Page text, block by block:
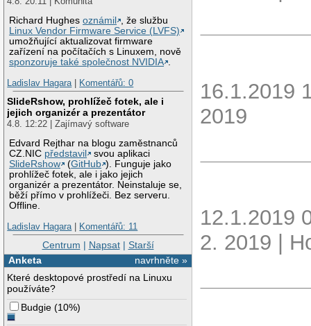
Richard Hughesoznámil
, že službu
Linux Vendor Firmware Service (LVFS)
umožňující aktualizovat firmware
zařízení na počítačích s Linuxem, nově
sponzoruje také společnost NVIDIA .
Ladislav Hagara| Komentářů: 0
SlideRshow, prohlížeč fotek, ale i
jejich organizér a prezentátor
4.8. 12:22 | Zajímavý software
Edvard Rejthar na blogu zaměstnanců
CZ.NIC představil
svou aplikaci
SlideRshow
(GitHub ). Funguje jako
prohlížeč fotek, ale i jako jejich
organizér a prezentátor. Neinstaluje se,
běží přímo v prohlížeči. Bez serveru.
Offline.
Ladislav Hagara| Komentářů: 11
Centrum | Napsat| Starší
navrhněte »
Anketa
Které desktopové prostředí na Linuxu
používáte?
Budgie (10%)
16.1.2019
2019
12.1.2019
2. 2019 |